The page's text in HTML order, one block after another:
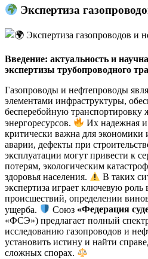
Экспертиза
Введение: актуальность и
экспертизы трубопроводного
Газопроводы и нефтепроводы
элементами инфраструктуры,
бесперебойную
энергоресурсов.
Их надежная и
критически важна для экономики
аварии, дефекты при
эксплуатации могут привести к
потерям, экологическим
здоровья населения.
В таких
экспертиза играет ключевую
происшествий, определении
ущерба.
Союз «Федерация
«ФСЭ») предлагает полный
исследованию газопроводов и
установить истину и найти
сложных спорах.